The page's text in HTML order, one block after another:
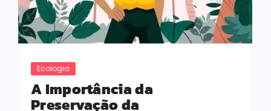
Ecologia
A Importância da
Preservação da